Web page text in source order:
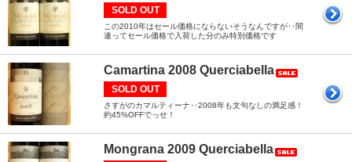
SOLD OUT
この2010年はセール価格にならないそうなんですが‥間
違ってセール価格で入荷した分のみ特別価格です
Camartina 2008 Querciabella
SOLD OUT
さすがのカマルティーナ‥2008年も文句なしの満足感！
約45%OFFでっせ！
Mongrana 2009 Querciabella